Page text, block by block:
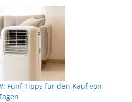
Fünf Tipps für den Kauf von